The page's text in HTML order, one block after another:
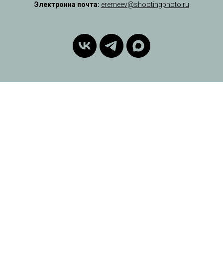
Электронна почта: eremeev@shootingphoto.ru